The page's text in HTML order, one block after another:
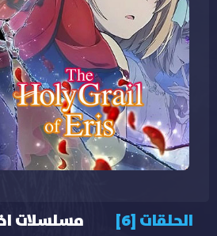
الحلقات [6] مسلسلات